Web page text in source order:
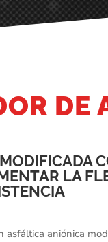
DE
LA
aniónica